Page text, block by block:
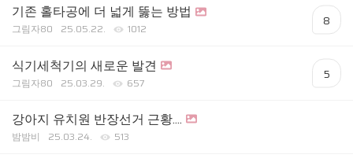
기존 홀타공에 더 넓게 뚫는 방법
그림자80 25.05.22. 1012
8
식기세척기의 새로운 발견
그림자80 25.03.29. 657
5
강아지 유치원 반장선거 근황....
밤밤비 25.03.24. 513